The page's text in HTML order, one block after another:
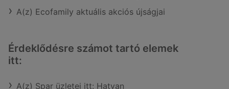
A(z) Ecofamily aktuális akciós újságjai
Érdeklődésre számot tartó elemek
itt:
A(z) Spar üzletei itt: Hatvan